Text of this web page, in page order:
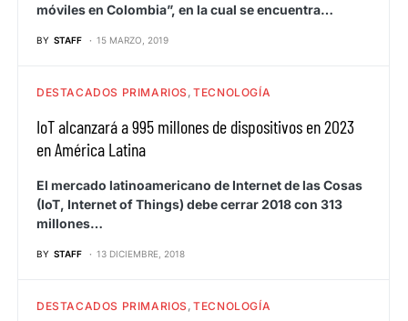
móviles en Colombia”, en la cual se encuentra…
BY STAFF 15 MARZO, 2019
DESTACADOS PRIMARIOS TECNOLOGÍA
IoT alcanzará a 995 millones de dispositivos en 2023
en América Latina
El mercado latinoamericano de Internet de las Cosas
(IoT, Internet of Things) debe cerrar 2018 con 313
millones…
BY STAFF 13 DICIEMBRE, 2018
DESTACADOS PRIMARIOS TECNOLOGÍA